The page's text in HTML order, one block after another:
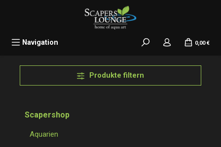
Navigation 0,00 €
Produkte filtern
Scapershop
Aquarien